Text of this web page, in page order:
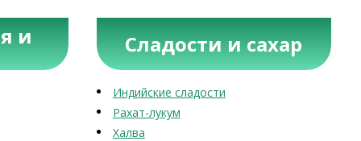
и Сладости и сахар
Индийские сладости
Рахат-лукум
Халва